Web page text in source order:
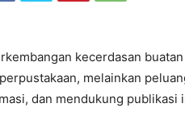
kecerdasan
melainkan
dan mendukung publikasi